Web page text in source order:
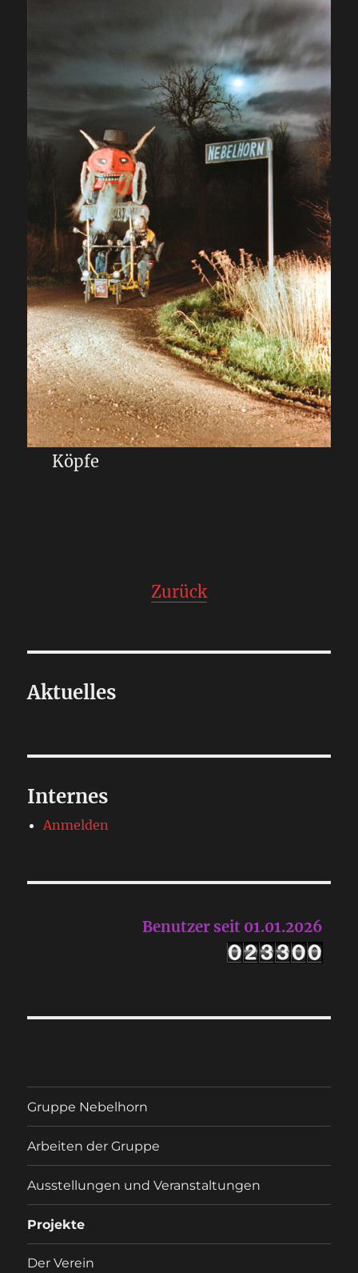
Köpfe
Zurück
Aktuelles
Internes
Anmelden
Benutzer seit 01.01.2026
Gruppe Nebelhorn
Arbeiten der Gruppe
Ausstellungen und Veranstaltungen
Projekte
Der Verein